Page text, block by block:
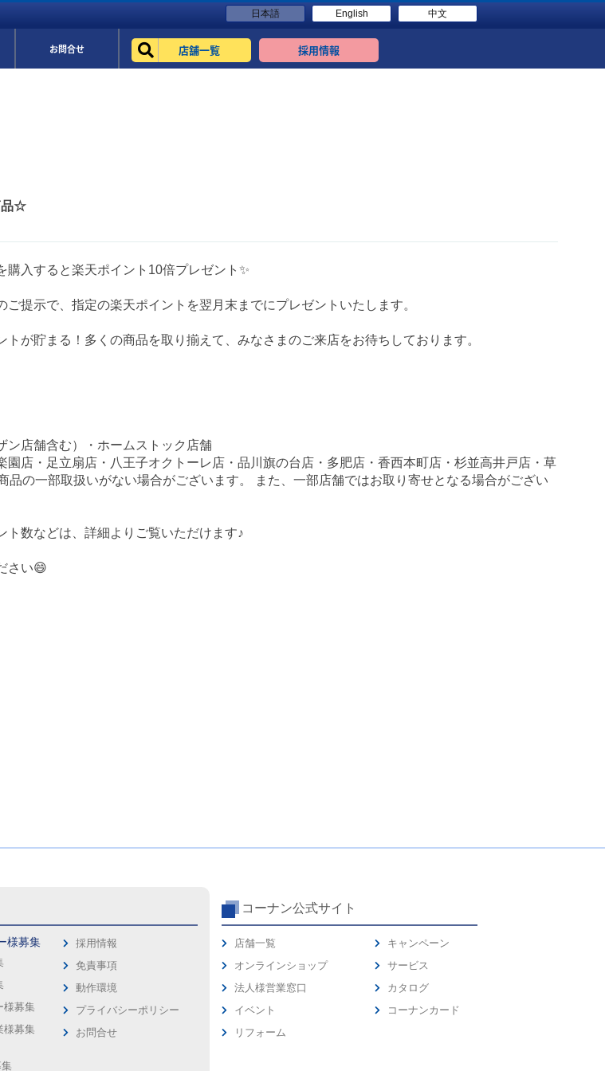
日本語 English 中文
お問合せ 店舗一覧 採用情報
品☆
購入すると楽天ポイント10倍プレゼント✨
ご提示で、指定の楽天ポイントを翌月末までにプレゼントいたします。
トが貯まる！多くの商品を取り揃えて、みなさまのご来店をお待ちしております。
ン店舗含む）・ホームストック店舗
店・足立扇店・八王子オクトーレ店・品川旗の台店・多肥店・香西本町店・杉並高井戸店・草
品の一部取扱いがない場合がございます。 また、一部店舗ではお取り寄せとなる場合がござい
数などは、詳細よりご覧いただけます♪
さい😄
様募集
様募集
様募集
採用情報
免責事項
動作環境
プライバシーポリシー
お問合せ
コーナン公式サイト
店舗一覧
オンラインショップ
法人様営業窓口
イベント
リフォーム
キャンペーン
サービス
カタログ
コーナンカード